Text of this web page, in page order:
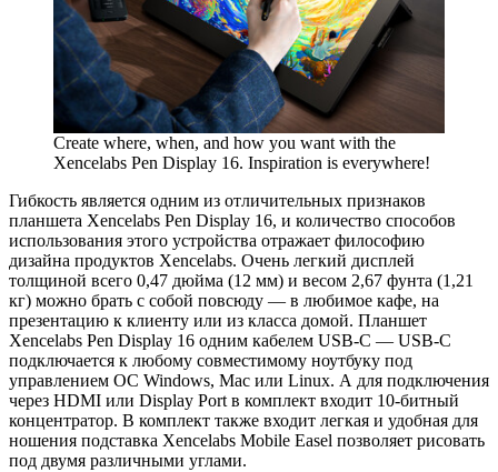
Create where, when, and how you want with the
Xencelabs Pen Display 16. Inspiration is everywhere!
Гибкость является одним из отличительных признаков
планшета Xencelabs Pen Display 16, и количество способов
использования этого устройства отражает философию
дизайна продуктов Xencelabs. Очень легкий дисплей
толщиной всего 0,47 дюйма (12 мм) и весом 2,67 фунта (1,21
кг) можно брать с собой повсюду — в любимое кафе, на
презентацию к клиенту или из класса домой. Планшет
Xencelabs Pen Display 16 одним кабелем USB-C — USB-C
подключается к любому совместимому ноутбуку под
управлением ОС Windows, Mac или Linux. А для подключения
через HDMI или Display Port в комплект входит 10-битный
концентратор. В комплект также входит легкая и удобная для
ношения подставка Xencelabs Mobile Easel позволяет рисовать
под двумя различными углами.